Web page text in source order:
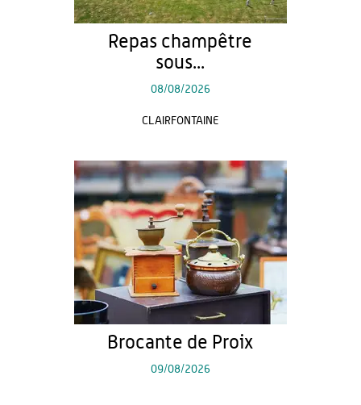
Repas champêtre
sous...
08/08/2026
CLAIRFONTAINE
Brocante de Proix
09/08/2026